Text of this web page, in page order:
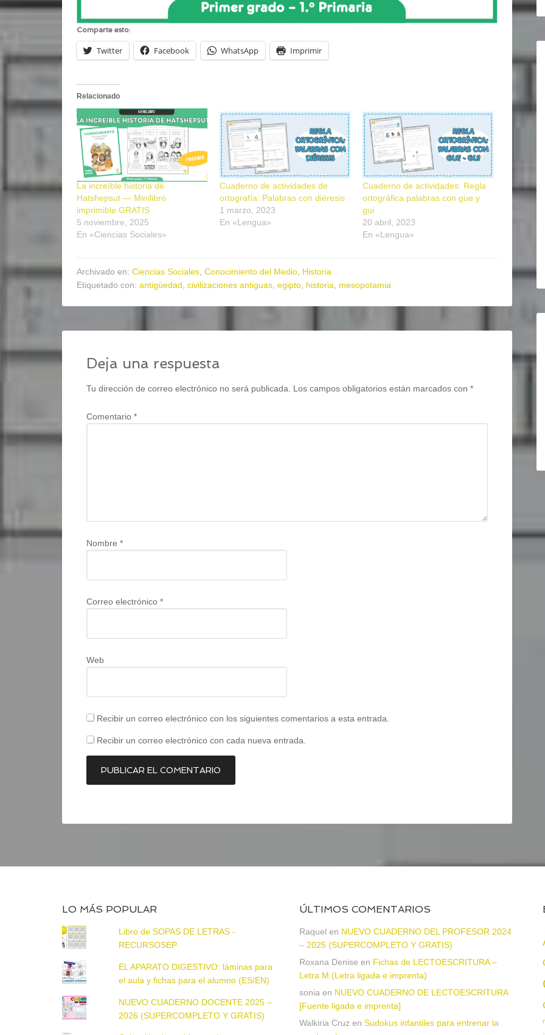
Comparte esto:
Twitter Facebook WhatsApp Imprimir
Relacionado
La increíble historia de
Hatshepsut — Minilibro
imprimible GRATIS
5 noviembre, 2025
En «Ciencias Sociales»
Cuaderno de actividades de
ortografía: Palabras con diéresis
1 marzo, 2023
En «Lengua»
Cuaderno de actividades: Regla
ortográfica palabras con gue y
gui
20 abril, 2023
En «Lengua»
Archivado en: Ciencias Sociales, Conocimiento del Medio, Historia
Etiquetado con: antigüedad, civilizaciones antiguas, egipto, historia, mesopotamia
Deja una respuesta
Tu dirección de correo electrónico no será publicada. Los campos obligatorios están marcados con *
Comentario *
Nombre *
Correo electrónico *
Web
Recibir un correo electrónico con los siguientes comentarios a esta entrada.
Recibir un correo electrónico con cada nueva entrada.
LO MÁS POPULAR
Libro de SOPAS DE LETRAS -
RECURSOSEP
EL APARATO DIGESTIVO: láminas para
el aula y fichas para el alumno (ES/EN)
NUEVO CUADERNO DOCENTE 2025 –
2026 (SUPERCOMPLETO Y GRATIS)
ÚLTIMOS COMENTARIOS
Raquel en NUEVO CUADERNO DEL PROFESOR 2024
– 2025 (SUPERCOMPLETO Y GRATIS)
Roxana Denise en Fichas de LECTOESCRITURA –
Letra M (Letra ligada e imprenta)
sonia en NUEVO CUADERNO DE LECTOESCRITURA
[Fuente ligada e imprenta]
Walkiria Cruz en Sudokus infantiles para entrenar la